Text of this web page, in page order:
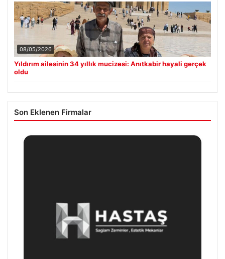
08/05/2026
Yıldırım ailesinin 34 yıllık mucizesi: Anıtkabir hayali gerçek
oldu
Son Eklenen Firmalar